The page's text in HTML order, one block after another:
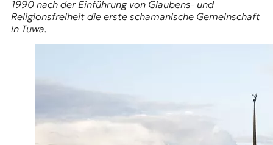
1990 nach der Einführung von Glaubens- und
Religionsfreiheit die erste schamanische Gemeinschaft
in Tuwa.